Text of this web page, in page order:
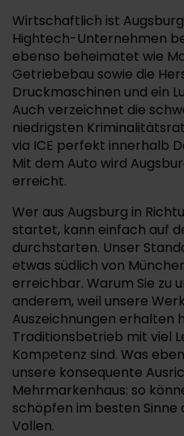
Wirtschaftlich ist
Hightech-Unternehmen
ebenso beheimatet wie
Getriebebau sowie die
Druckmaschinen und ein
Auch verzeichnet die
niedrigsten
via ICE perfekt innerhalb
Mit dem Auto wird
erreicht.
Wer aus Augsburg in
startet, kann einfach auf
durchstarten. Unser
etwas südlich von
erreichbar. Warum Sie zu
anderem, weil unsere
Auszeichnungen erhalten
Traditionsbetrieb mit viel
Kompetenz sind. Was
unsere konsequente
Mehrmarkenhaus: so
schöpfen im besten Sinne
Vollen.